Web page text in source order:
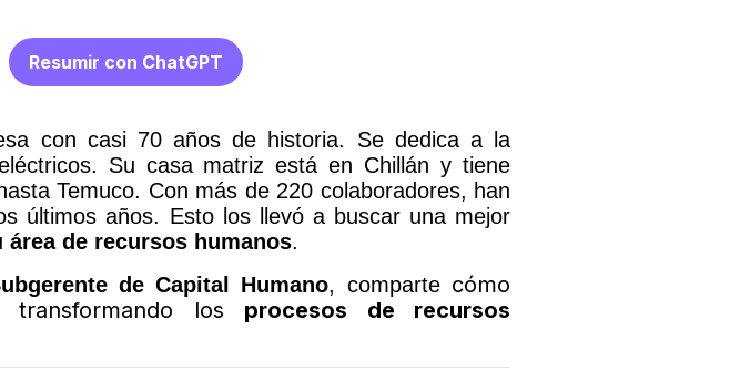
Resumir con ChatGPT
con casi 70 años de historia. Se dedica a la
Su casa matriz está en Chillán y tiene
Temuco. Con más de 220 colaboradores, han
últimos años. Esto los llevó a buscar una mejor
área de recursos humanos.
de Capital Humano, comparte cómo
los procesos de recursos